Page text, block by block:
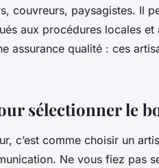
couvreurs, paysagistes. Il
aux procédures locales et
assurance qualité : ces
sélectionner le
c’est comme choisir un
Ne vous fiez pas